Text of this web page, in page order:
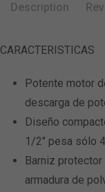
Description
CARACTERISTICAS
Potente motor
descarga de
Diseño
1/2″ pesa sólo
Barniz
armadura de